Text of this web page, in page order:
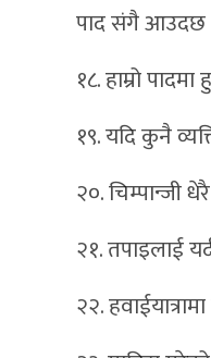
पाद संगै आउदछ
१८. हाम्रो
१९. यदि कुनै
२०. चिम्पान्जी
२१. तपाइलाई
२२.